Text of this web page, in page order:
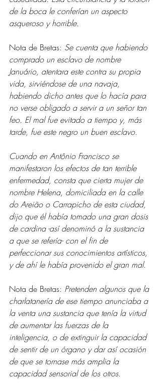
de la boca le conferían un aspecto
asqueroso y horrible.
Nota de Bretas: Se cuenta que habiendo
comprado un esclavo de nombre
Januário, atentara este contra su propia
vida, sirviéndose de una navaja,
habiendo dicho antes que lo hacía para
no verse obligado a servir a un señor tan
feo. El mal fue evitado a tiempo y, más
tarde, fue este negro un buen esclavo.
Cuando en Antônio Francisco se
manifestaron los efectos de tan terrible
enfermedad, consta que cierta mujer de
nombre Helena, domiciliada en la calle
do Areião o Carrapicho de esta ciudad,
dijo que él había tomado una gran dosis
de cardina -así denominó a la sustancia
a que se refería- con el fin de
perfeccionar sus conocimientos artísticos,
y de ahí le había provenido el gran mal.
Nota de Bretas: Pretenden algunos que la
charlatanería de ese tiempo anunciaba a
la venta una sustancia que tenía la virtud
de aumentar las fuerzas de la
inteligencia, o de extinguir la capacidad
de sentir de un órgano y dar así ocasión
de que se tornase más amplia la
capacidad sensorial de los otros.